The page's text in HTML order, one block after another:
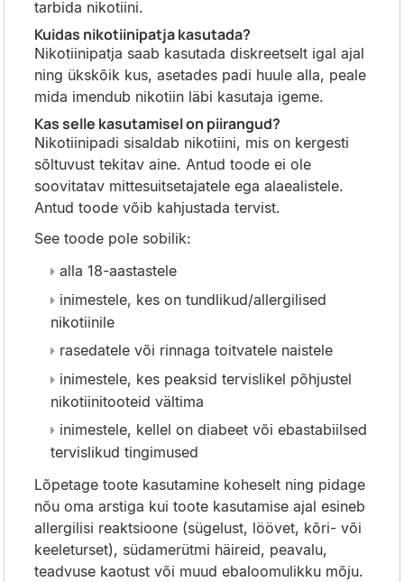
tarbida nikotiini.
Kuidas nikotiinipatja kasutada?
Nikotiinipatja saab kasutada diskreetselt igal ajal
ning ükskõik kus, asetades padi huule alla, peale
mida imendub nikotiin läbi kasutaja igeme.
Kas selle kasutamisel on piirangud?
Nikotiinipadi sisaldab nikotiini, mis on kergesti
sõltuvust tekitav aine. Antud toode ei ole
soovitatav mittesuitsetajatele ega alaealistele.
Antud toode võib kahjustada tervist.
See toode pole sobilik:
alla 18-aastastele
inimestele, kes on tundlikud/allergilised
nikotiinile
rasedatele või rinnaga toitvatele naistele
inimestele, kes peaksid tervislikel põhjustel
nikotiinitooteid vältima
inimestele, kellel on diabeet või ebastabiilsed
tervislikud tingimused
Lõpetage toote kasutamine koheselt ning pidage
nõu oma arstiga kui toote kasutamise ajal esineb
allergilisi reaktsioone (sügelust, löövet, kõri- või
keeleturset), südamerütmi häireid, peavalu,
teadvuse kaotust või muud ebaloomulikku mõju.